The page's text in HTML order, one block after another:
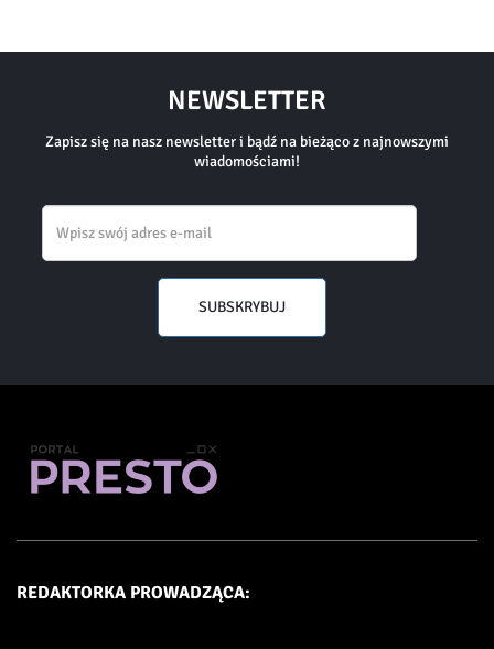
NEWSLETTER
Zapisz się na nasz newsletter i bądź na bieżąco z najnowszymi
wiadomościami!
SUBSKRYBUJ
REDAKTORKA PROWADZĄCA: